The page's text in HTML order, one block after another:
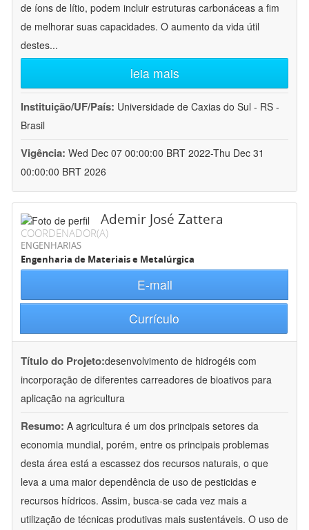
de íons de lítio, podem incluir estruturas carbonáceas a fim
de melhorar suas capacidades. O aumento da vida útil
destes...
leia mais
Instituição/UF/País: Universidade de Caxias do Sul - RS -
Brasil
Vigência: Wed Dec 07 00:00:00 BRT 2022-Thu Dec 31
00:00:00 BRT 2026
Ademir José Zattera
COORDENADOR(A)
ENGENHARIAS
Engenharia de Materiais e Metalúrgica
E-mail
Currículo
Título do Projeto:desenvolvimento de hidrogéis com
incorporação de diferentes carreadores de bioativos para
aplicação na agricultura
Resumo: A agricultura é um dos principais setores da
economia mundial, porém, entre os principais problemas
desta área está a escassez dos recursos naturais, o que
leva a uma maior dependência de uso de pesticidas e
recursos hídricos. Assim, busca-se cada vez mais a
utilização de técnicas produtivas mais sustentáveis. O uso de